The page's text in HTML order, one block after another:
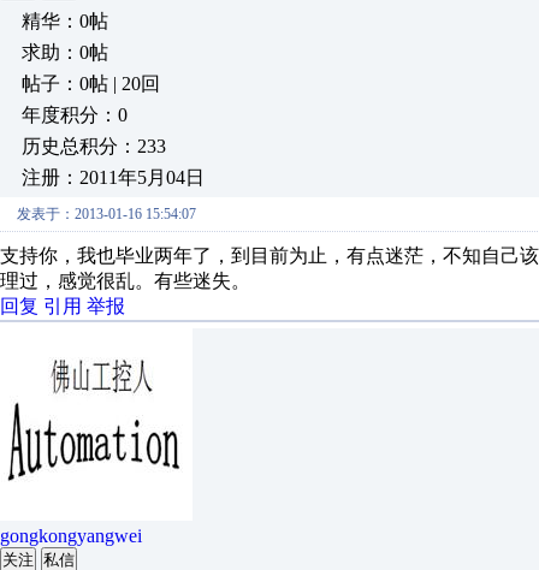
精华：0帖
求助：0帖
帖子：0帖 | 20回
年度积分：0
历史总积分：233
注册：2011年5月04日
发表于：2013-01-16 15:54:07
支持你，我也毕业两年了，到目前为止，有点迷茫，不知自己
理过，感觉很乱。有些迷失。
回复 引用 举报
gongkongyangwei
关注 私信